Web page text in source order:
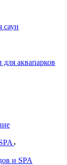
саун
аквапарков
и SPA